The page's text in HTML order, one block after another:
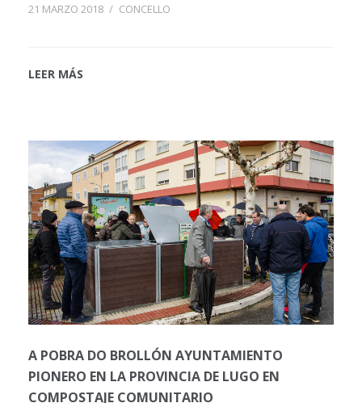
21 MARZO 2018 / CONCELLO
LEER MÁS
A POBRA DO BROLLÓN AYUNTAMIENTO
PIONERO EN LA PROVINCIA DE LUGO EN
COMPOSTAJE COMUNITARIO